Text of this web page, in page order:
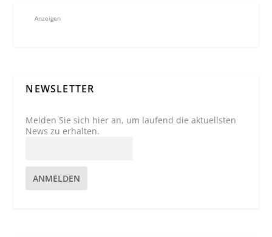
Anzeigen
NEWSLETTER
Melden Sie sich hier an, um laufend die aktuellsten
News zu erhalten.
ANMELDEN